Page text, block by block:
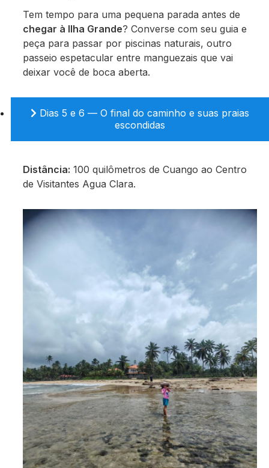
Tem tempo para uma pequena parada antes de
chegar à Ilha Grande? Converse com seu guia e
peça para passar por piscinas naturais, outro
passeio espetacular entre manguezais que vai
deixar você de boca aberta.
Dias 5 e 6 — O final do caminho e suas praias
escondidas
Distância: 100 quilômetros de Cuango ao Centro
de Visitantes Agua Clara.